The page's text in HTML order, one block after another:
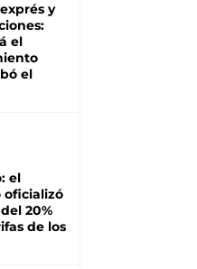
y
el
el
el
oficializó
20%
de los